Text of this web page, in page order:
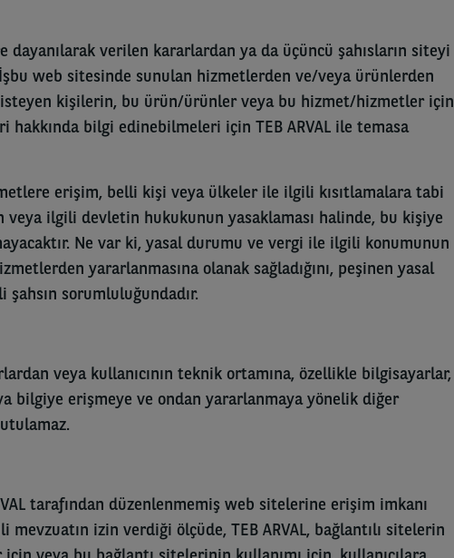
dayanılarak verilen kararlardan ya da üçüncü şahısların siteyi
web sitesinde sunulan hizmetlerden ve/veya ürünlerden
kişilerin, bu ürün/ürünler veya bu hizmet/hizmetler için
hakkında bilgi edinebilmeleri için TEB ARVAL ile temasa
erişim, belli kişi veya ülkeler ile ilgili kısıtlamalara tabi
veya ilgili devletin hukukunun yasaklaması halinde, bu kişiye
Ne var ki, yasal durumu ve vergi ile ilgili konumunun
yararlanmasına olanak sağladığını, peşinen yasal
sorumluluğundadır.
veya kullanıcının teknik ortamına, özellikle bilgisayarlar,
bilgiye erişmeye ve ondan yararlanmaya yönelik diğer
tarafından düzenlenmemiş web sitelerine erişim imkanı
izin verdiği ölçüde, TEB ARVAL, bağlantılı sitelerin